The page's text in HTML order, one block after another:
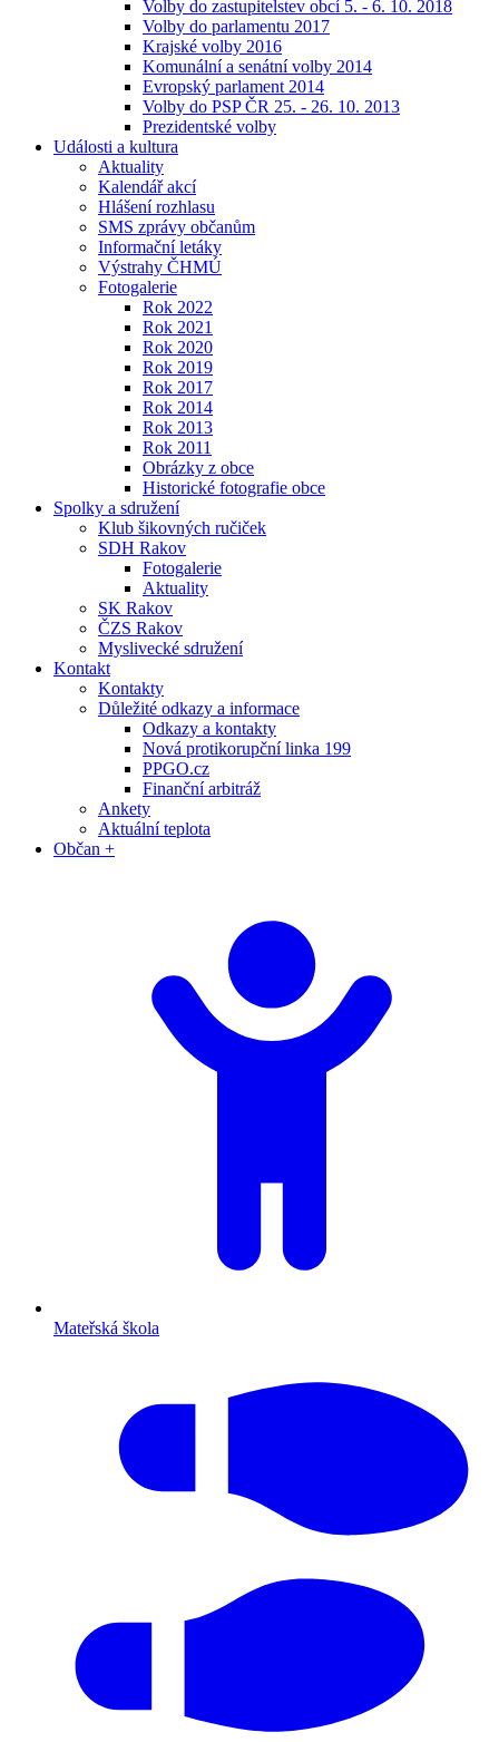
Volby do zastupitelstev obcí 5. - 6. 10. 2018
Volby do parlamentu 2017
Krajské volby 2016
Komunální a senátní volby 2014
Evropský parlament 2014
Volby do PSP ČR 25. - 26. 10. 2013
Prezidentské volby
Události a kultura
Aktuality
Kalendář akcí
Hlášení rozhlasu
SMS zprávy občanům
Informační letáky
Výstrahy ČHMÚ
Fotogalerie
Rok 2022
Rok 2021
Rok 2020
Rok 2019
Rok 2017
Rok 2014
Rok 2013
Rok 2011
Obrázky z obce
Historické fotografie obce
Spolky a sdružení
Klub šikovných ručiček
SDH Rakov
Fotogalerie
Aktuality
SK Rakov
ČZS Rakov
Myslivecké sdružení
Kontakt
Kontakty
Důležité odkazy a informace
Odkazy a kontakty
Nová protikorupční linka 199
PPGO.cz
Finanční arbitráž
Ankety
Aktuální teplota
Občan +
Mateřská škola